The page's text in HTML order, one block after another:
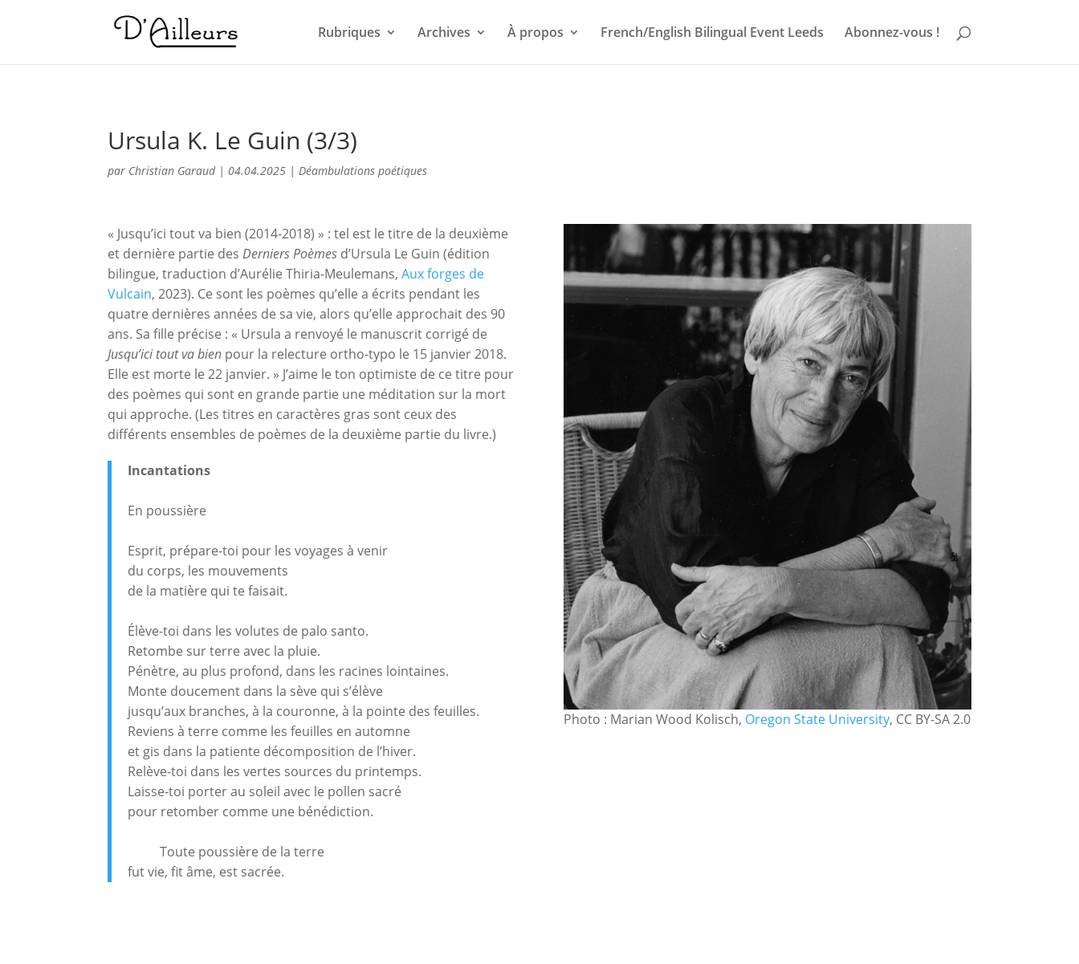
Rubriques Archives À propos French/English Bilingual Event Leeds Abonnez-vous !
Ursula K. Le Guin (3/3)
par Christian Garaud| 04.04.2025 | Déambulations poétiques
« Jusqu’ici tout va bien (2014-2018) » : tel est le titre de la deuxième
et dernière partie desDerniers Poèmes d’Ursula Le Guin (édition
bilingue, traduction d’Aurélie Thiria-Meulemans,Aux forges de
Vulcain, 2023). Ce sont les poèmes qu’elle a écrits pendant les
quatre dernières années de sa vie, alors qu’elle approchait des 90
ans. Sa fille précise : « Ursula a renvoyé le manuscrit corrigé de
Jusqu’ici tout va bien pour la relecture ortho-typo le 15 janvier 2018.
Elle est morte le 22 janvier. » J’aime le ton optimiste de ce titre pour
des poèmes qui sont en grande partie une méditation sur la mort
qui approche. (Les titres en caractères gras sont ceux des
différents ensembles de poèmes de la deuxième partie du livre.)
Incantations
En poussière
Esprit, prépare-toi pour les voyages à venir
du corps, les mouvements
de la matière qui te faisait.
Élève-toi dans les volutes de palo santo.
Retombe sur terre avec la pluie.
Pénètre, au plus profond, dans les racines lointaines.
Monte doucement dans la sève qui s’élève
jusqu’aux branches, à la couronne, à la pointe des feuilles.
Reviens à terre comme les feuilles en automne
et gis dans la patiente décomposition de l’hiver.
Relève-toi dans les vertes sources du printemps.
Laisse-toi porter au soleil avec le pollen sacré
pour retomber comme une bénédiction.
Toute poussière de la terre
fut vie, fit âme, est sacrée.
Photo : Marian Wood Kolisch, Oregon State University, CC BY-SA 2.0